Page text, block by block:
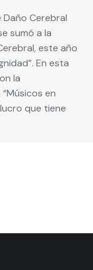
Daño Cerebral
sumó a la
este año
En esta
la
en
que tiene